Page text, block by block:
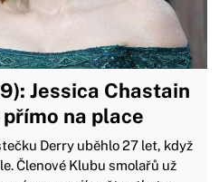
Jessica Chastain
na place
Derry uběhlo 27 let, když
Členové Klubu smolařů už